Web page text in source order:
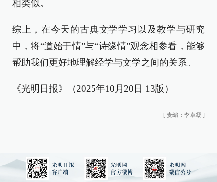
相类似。
综上，在今天的古典文学学习以及教学与研究
中，将“道始于情”与“诗缘情”观念相参看，能够
帮助我们更好地理解经学与文学之间的关系。
《光明日报》（2025年10月20日 13版）
[ 责编：李卓凝 ]